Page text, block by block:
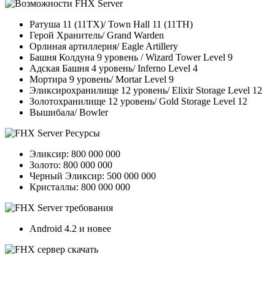
Ратуша 11 (11ТХ)/ Town Hall 11 (11TH)
Герой Хранитель/ Grand Warden
Орлиная артиллерия/ Eagle Artillery
Башня Колдуна 9 уровень / Wizard Tower Level 9
Адская Башня 4 уровень/ Inferno Level 4
Мортира 9 уровень/ Mortar Level 9
Эликсирохранилище 12 уровень/ Elixir Storage Level 12
Золотохранилище 12 уровень/ Gold Storage Level 12
Вышибала/ Bowler
Эликсир: 800 000 000
Золото: 800 000 000
Черный Эликсир: 500 000 000
Кристаллы: 800 000 000
Android 4.2 и новее